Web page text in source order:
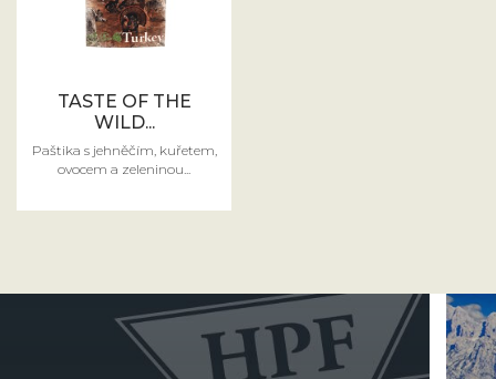
TASTE OF THE
WILD...
Paštika s jehněčím, kuřetem,
ovocem a zeleninou...